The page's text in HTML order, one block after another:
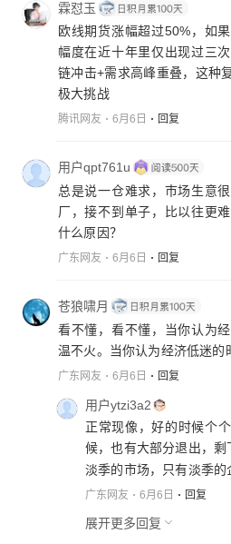
霖怼玉
欧线期货涨幅超过50%，如
幅度在近十年里仅出现过三
链冲击+需求高峰重叠，这种
极大挑战
腾讯网友 6月6日 回复
用户qpt761u
总是说一仓难求，巿场生意
厂，接不到单子，比以往更
什么原因？
广东网友 6月6日 回复
苍狼啸月
看不懂，看不懂，当你认为
温不火。当你认为经济低迷的
广东网友 6月6日 回复
用户ytzi3a2
正常现像，好的时候个
候，也有大部分退出，剩
淡季的市场，只有淡季的
广东网友 6月6日 回复
展开更多回复